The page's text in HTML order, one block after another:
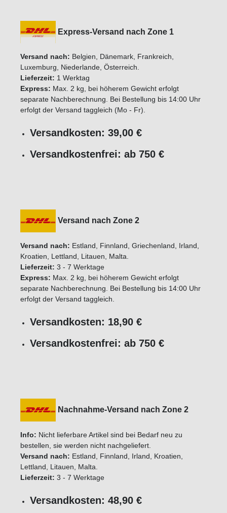
Express-Versand nach Zone 1
Versand nach: Belgien, Dänemark, Frankreich,
Luxemburg, Niederlande, Österreich.
Lieferzeit: 1 Werktag
Express: Max. 2 kg, bei höherem Gewicht erfolgt
separate Nachberechnung. Bei Bestellung bis 14:00 Uhr
erfolgt der Versand taggleich (Mo - Fr).
Versandkosten: 39,00 €
Versandkostenfrei: ab 750 €
Versand nach Zone 2
Versand nach: Estland, Finnland, Griechenland, Irland,
Kroatien, Lettland, Litauen, Malta.
Lieferzeit: 3 - 7 Werktage
Express: Max. 2 kg, bei höherem Gewicht erfolgt
separate Nachberechnung. Bei Bestellung bis 14:00 Uhr
erfolgt der Versand taggleich.
Versandkosten: 18,90 €
Versandkostenfrei: ab 750 €
Nachnahme-Versand nach Zone 2
Info: Nicht lieferbare Artikel sind bei Bedarf neu zu
bestellen, sie werden nicht nachgeliefert.
Versand nach: Estland, Finnland, Irland, Kroatien,
Lettland, Litauen, Malta.
Lieferzeit: 3 - 7 Werktage
Versandkosten: 48,90 €